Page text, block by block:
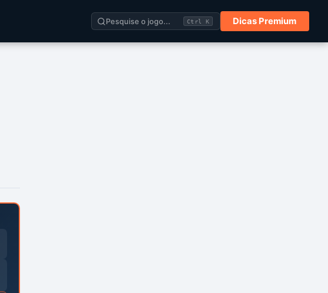
Pesquise o jogo... Ctrl K Dicas Premium